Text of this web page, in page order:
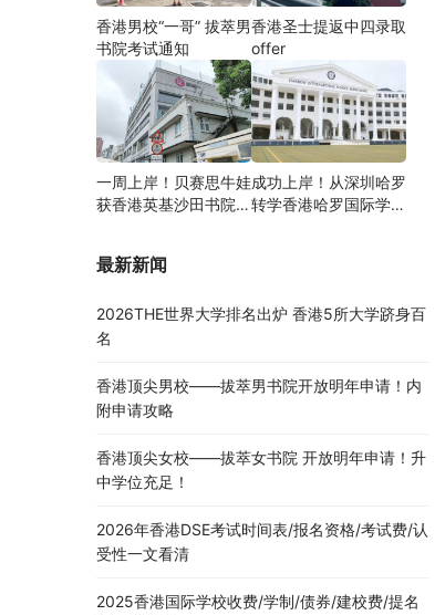
香港男校“一哥” 拔萃男
书院考试通知
香港圣士提返中四录取
offer
一周上岸！贝赛思牛娃
获香港英基沙田书院录
成功上岸！从深圳哈罗
转学香港哈罗国际学
最新新闻
2026THE世界大学排名出炉 香港5所大学跻身百
名
香港顶尖男校——拔萃男书院开放明年申请！内
附申请攻略
香港顶尖女校——拔萃女书院 开放明年申请！升
中学位充足！
2026年香港DSE考试时间表/报名资格/考试费/认
受性一文看清
2025香港国际学校收费/学制/债券/建校费/提名